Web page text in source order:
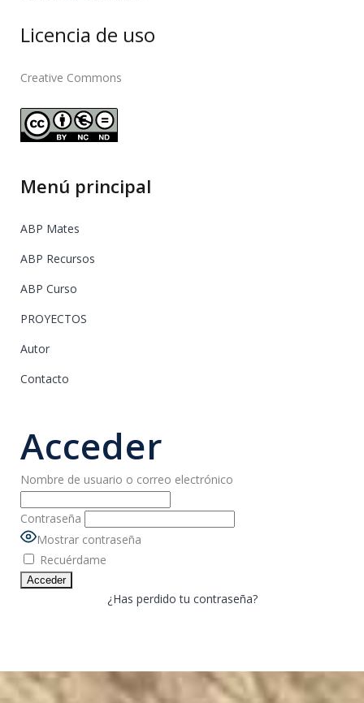
Licencia de uso
Creative Commons
Menú principal
ABP Mates
ABP Recursos
ABP Curso
PROYECTOS
Autor
Contacto
Acceder
Nombre de usuario o correo electrónico
Contraseña
Mostrar contraseña
Recuérdame
¿Has perdido tu contraseña?